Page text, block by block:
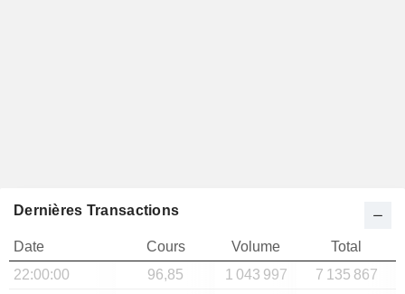
Dernières Transactions
Date Cours Volume
Total
22:00:00
96,85 1 043 997
7 135 867